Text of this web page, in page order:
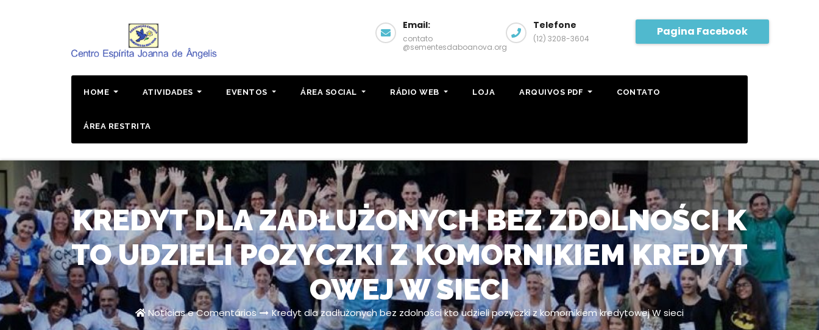
Email:
contato
@sementesdaboanova.org
Telefone
(12) 3208-3604
Pagina Facebook
HOME ATIVIDADES EVENTOS ÁREA SOCIAL RÁDIO WEB LOJA ARQUIVOS PDF CONTATO
ÁREA RESTRITA
KREDYT DLA ZADŁUŻONYCH BEZ ZDOLNOŚCI K
TO UDZIELI POZYCZKI Z KOMORNIKIEM KREDYT
OWEJ W SIECI
Notícias e Comentários Kredyt dla zadłużonych bez zdolności kto udzieli pozyczki z komornikiem kredytowej W sieci